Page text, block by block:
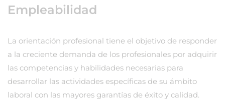
Empleabilidad
La orientación profesional tiene el objetivo de responder
a la creciente demanda de los profesionales por adquirir
las competencias y habilidades necesarias para
desarrollar las actividades específicas de su ámbito
laboral con las mayores garantías de éxito y calidad.